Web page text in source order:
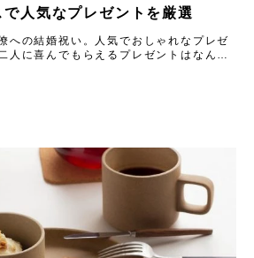
人気なプレゼントを厳選
への結婚祝い。人気でおしゃれなプレゼ
人に喜んでもらえるプレゼントはなんな